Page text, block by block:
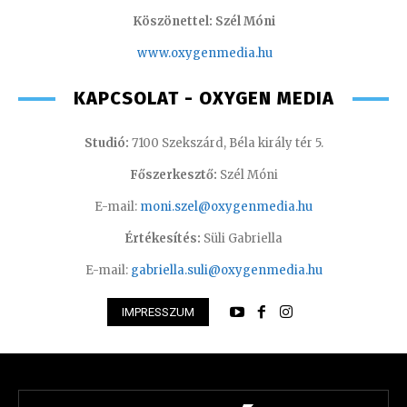
Köszönettel: Szél Móni
www.oxygenmedia.hu
KAPCSOLAT - OXYGEN MEDIA
Studió: 7100 Szekszárd, Béla király tér 5.
Főszerkesztő: Szél Móni
E-mail: moni.szel@oxygenmedia.hu
Értékesítés: Süli Gabriella
E-mail: gabriella.suli@oxygenmedia.hu
IMPRESSZUM